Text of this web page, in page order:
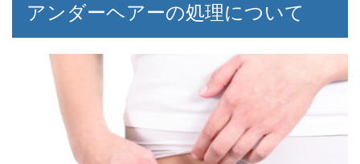
アンダーヘアーの処理について